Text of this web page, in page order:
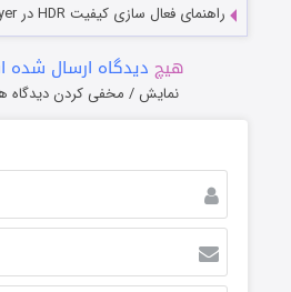
راهنمای فعال سازی کیفیت HDR در PotPlayer
هیچ دیدگاه ارسال شده
نمایش / مخفی کردن دیدگاه